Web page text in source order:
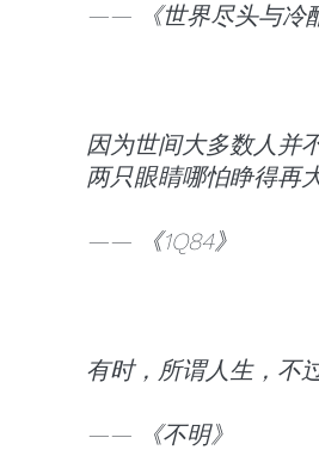
—— 《世界尽头与冷
因为世间大多数人并
两只眼睛哪怕睁得再
—— 《1Q84》
有时，所谓人生，不
—— 《不明》